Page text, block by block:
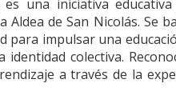
una iniciativa
de San Nicolás. Se
para impulsar una
identidad colectiva.
a través de la